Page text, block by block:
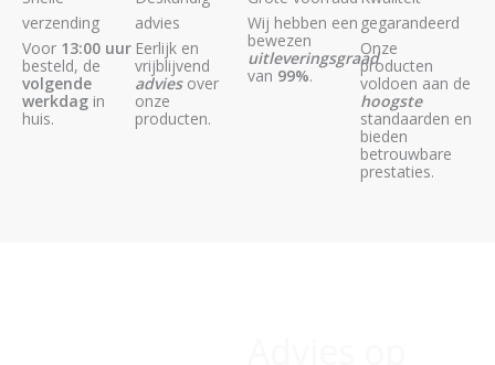
verzending
Voor 13:00 uur
besteld, de
volgende
werkdag in
huis.
advies
Eerlijk en
vrijblijvend
adviesover
onze
producten.
Wij hebben een
bewezen
uitleveringsgraad
van 99%.
gegarandeerd
Onze
producten
voldoen aan de
hoogste
standaarden en
bieden
betrouwbare
prestaties.